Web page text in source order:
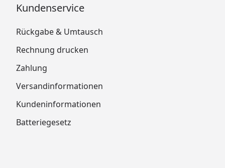
Kundenservice
Rückgabe & Umtausch
Rechnung drucken
Zahlung
Versandinformationen
Kundeninformationen
Batteriegesetz